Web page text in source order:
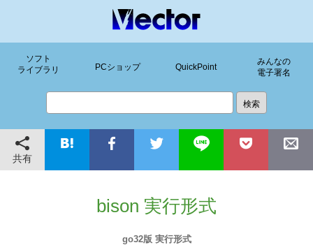
ソフト
ライブラリ
PCショップ QuickPoint
みんなの
電子署名
共有
bison 実行形式
go32版 実行形式